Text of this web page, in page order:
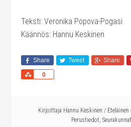
Teksti: Veronika Popova-Pogasi
Käännös: Hannu Keskinen
Share Tweet Share
0
Share
Kirjoittaja Hannu Keskinen /
Perustiedot Seurakunnat